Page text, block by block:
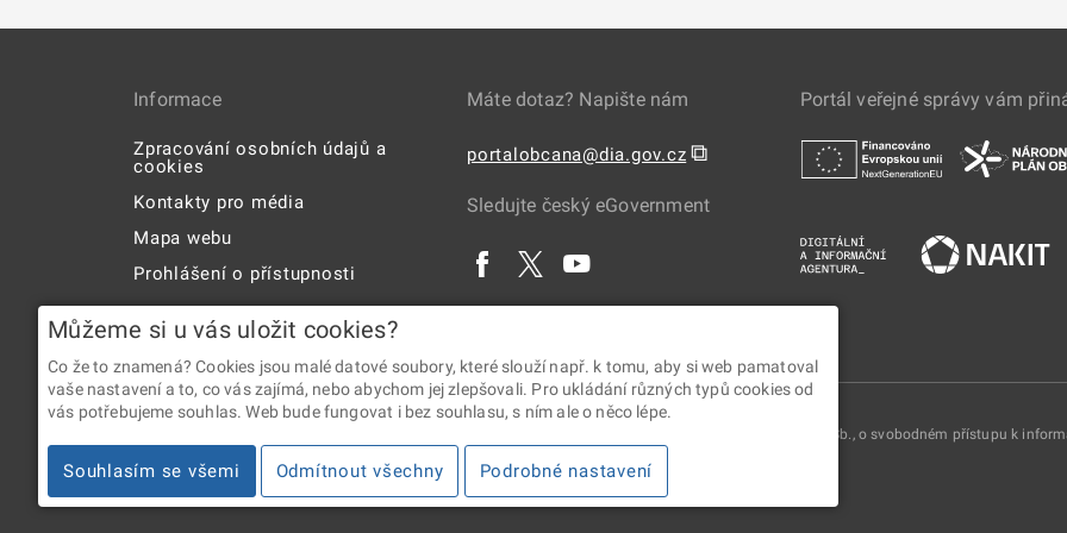
Informace
Zpracování osobních údajů a
cookies
Kontakty pro média
Mapa webu
Prohlášení o přístupnosti
Máte dotaz? Napište nám
portalobcana@dia.gov.cz ⧉
Sledujte český eGovernment
Portál veřejné správy vám
2026 © Digitální a informační agentura • Informace jsou poskytovány v souladu se zákonem č. 106/1999 Sb., o svobodném přístupu k
Můžeme si u vás uložit cookies?
Co že to znamená? Cookies jsou malé datové soubory, které slouží např. k tomu, aby si web pamatoval
vaše nastavení a to, co vás zajímá, nebo abychom jej zlepšovali. Pro ukládání různých typů cookies od
vás potřebujeme souhlas. Web bude fungovat i bez souhlasu, s ním ale o něco lépe.
Souhlasím se všemi Odmítnout všechny Podrobné nastavení